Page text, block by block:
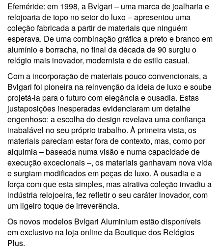
Efeméride: em 1998, a Bvlgari – uma marca de joalharia e
relojoaria de topo no setor do luxo – apresentou uma
coleção fabricada a partir de materiais que ninguém
esperava. De uma combinação gráfica a preto e branco em
alumínio e borracha, no final da década de 90 surgiu o
relógio mais inovador, modernista e de estilo casual.
Com a incorporação de materiais pouco convencionais, a
Bvlgari foi pioneira na reinvenção da ideia de luxo e soube
projetá-la para o futuro com elegância e ousadia. Estas
justaposições inesperadas evidenciaram um detalhe
engenhoso: a escolha do design revelava uma confiança
inabalável no seu próprio trabalho. À primeira vista, os
materiais pareciam estar fora de contexto, mas, como por
alquimia – baseada numa visão e numa capacidade de
execução excecionais –, os materiais ganhavam nova vida
e surgiam modificados em peças de luxo. A ousadia e a
força com que esta simples, mas atrativa coleção invadiu a
indústria relojoeira, fez refletir o seu caráter inovador, com
um ligeiro toque de irreverência.
Os novos modelos Bvlgari Aluminium estão disponíveis
em exclusivo na loja online da Boutique dos Relógios
Plus.